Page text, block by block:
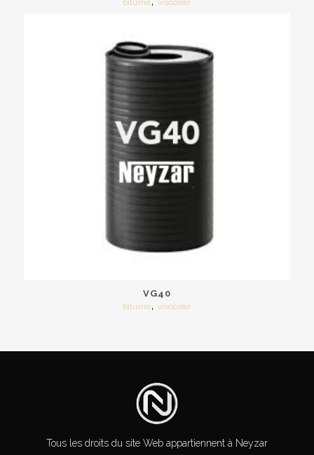
bitume viscosité
bitume,viscosité
VG40
Tous les droits du site Web appartiennent à Neyzar